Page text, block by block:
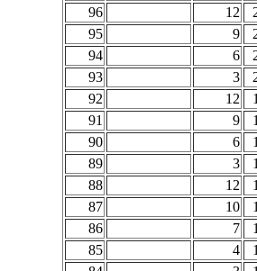
96
12
95
9
94
6
93
3
92
12
91
9
90
6
89
3
88
12
87
10
86
7
85
4